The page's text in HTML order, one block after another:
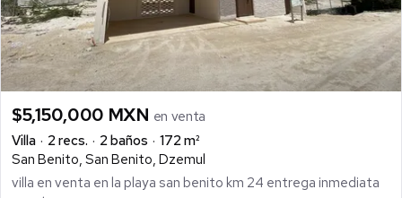
$5,150,000 MXN en venta
Villa
2 recs. 2 baños
172 m²
San Benito, San Benito, Dzemul
villa en venta en la playa san benito km 24 entrega inmediata